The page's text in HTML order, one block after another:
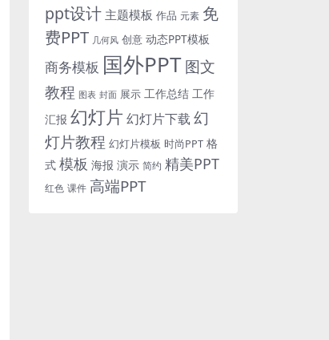
ppt设计 主题模板 作品 元素 免
费PPT 几何风 创意 动态PPT模板
商务模板 国外PPT图文
教程 图表 封面 展示 工作总结 工作
汇报 幻灯片 幻灯片下载 幻
灯片教程 幻灯片模板 时尚PPT 格
式 模板 海报 演示 简约 精美PPT
红色 课件 高端PPT